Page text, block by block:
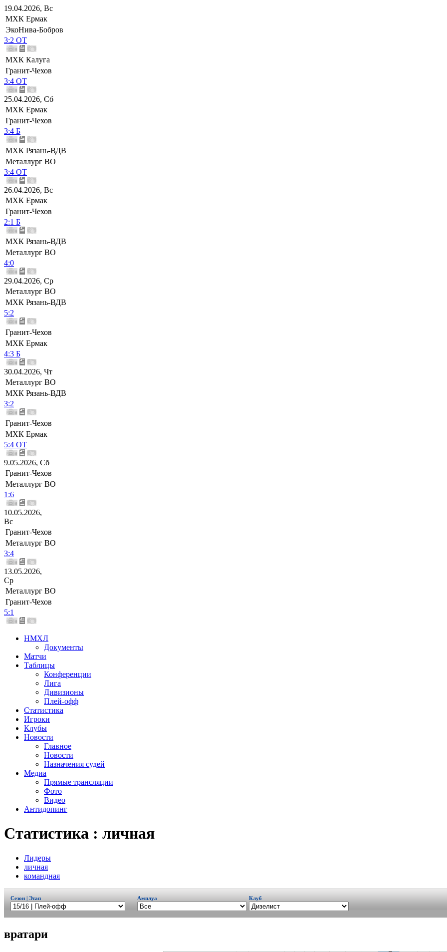
19.04.2026, Вс
МХК Ермак
ЭкоНива-Бобров
3:2 ОТ
МХК Калуга
Гранит-Чехов
3:4 ОТ
25.04.2026, Сб
МХК Ермак
Гранит-Чехов
3:4 Б
МХК Рязань-ВДВ
Металлург ВО
3:4 ОТ
26.04.2026, Вс
МХК Ермак
Гранит-Чехов
2:1 Б
МХК Рязань-ВДВ
Металлург ВО
4:0
29.04.2026, Ср
Металлург ВО
МХК Рязань-ВДВ
5:2
Гранит-Чехов
МХК Ермак
4:3 Б
30.04.2026, Чт
Металлург ВО
МХК Рязань-ВДВ
3:2
Гранит-Чехов
МХК Ермак
5:4 ОТ
9.05.2026, Сб
Гранит-Чехов
Металлург ВО
1:6
10.05.2026,
Вс
Гранит-Чехов
Металлург ВО
3:4
13.05.2026,
Ср
Металлург ВО
Гранит-Чехов
5:1
НМХЛ
Документы
Матчи
Таблицы
Конференции
Лига
Дивизионы
Плей-офф
Статистика
Игроки
Клубы
Новости
Главное
Новости
Назначения судей
Медиа
Прямые трансляции
Фото
Видео
Антидопинг
Статистика : личная
Лидеры
личная
командная
Сезон | Этап Амплуа Клуб
вратари